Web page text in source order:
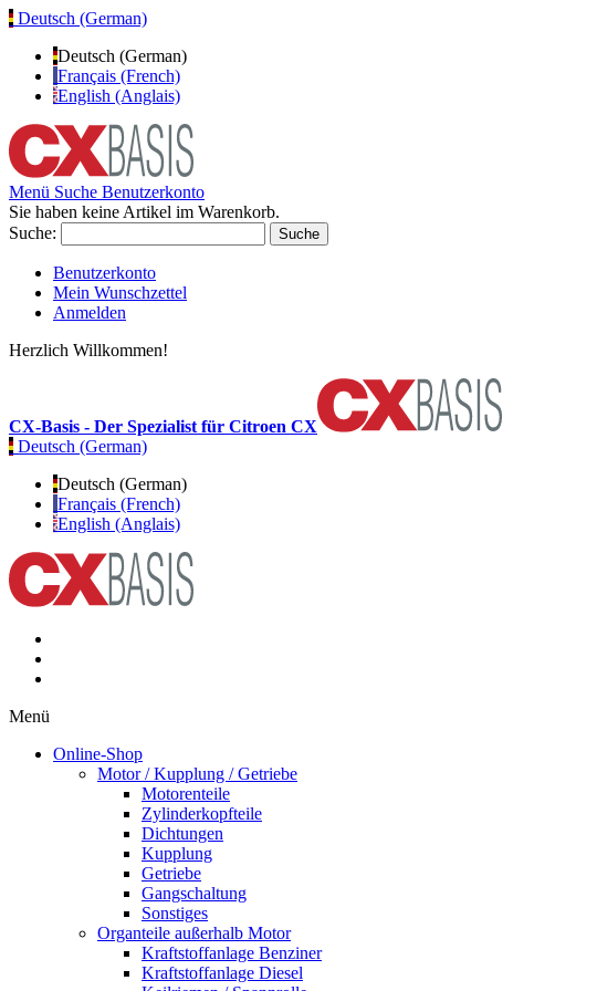
Deutsch (German)
Deutsch (German)
Français (French)
English (Anglais)
Menü Suche Benutzerkonto
Sie haben keine Artikel im Warenkorb.
Suche:
Suche
Benutzerkonto
Mein Wunschzettel
Anmelden
Herzlich Willkommen!
CX-Basis - Der Spezialist für Citroen CX
Deutsch (German)
Deutsch (German)
Français (French)
English (Anglais)
Menü
Online-Shop
Motor / Kupplung / Getriebe
Motorenteile
Zylinderkopfteile
Dichtungen
Kupplung
Getriebe
Gangschaltung
Sonstiges
Organteile außerhalb Motor
Kraftstoffanlage Benziner
Kraftstoffanlage Diesel